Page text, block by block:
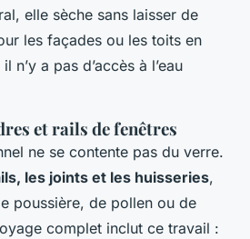
elle sèche sans laisser de
les façades ou les toits en
n’y a pas d’accès à l’eau
et rails de fenêtres
ne se contente pas du verre.
les joints et les huisseries,
poussière, de pollen ou de
complet inclut ce travail :